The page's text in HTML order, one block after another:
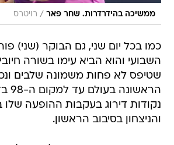
ממשיכה בהידרדרות. שחר פאר / רויטרס
כמו בכל יום שני, גם הבוקר (שני)
השבועי והוא הביא עימו בשורה
שטיפס לא פחות משמונה שלבים
נקודות דירוג בעקבות ההופעה שלו
והניצחון בסיבוב הראשון.